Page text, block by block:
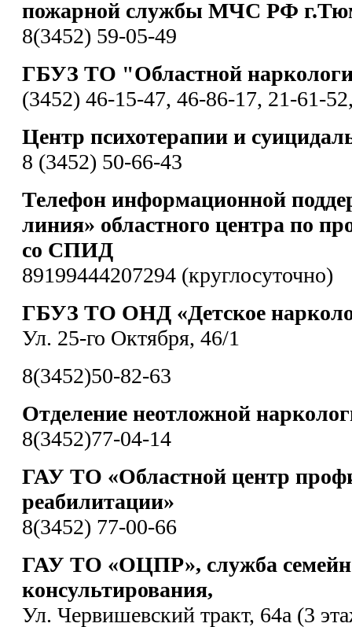
пожарной службы МЧС РФ
8(3452) 59-05-49
ГБУЗ ТО "Областной
(3452) 46-15-47, 46-86-17, 21-61-
Центр психотерапии и
8 (3452) 50-66-43
Телефон информационной
линия» областного центра по
со СПИД
89199444207294 (круглосуточно)
ГБУЗ ТО ОНД «Детское
Ул. 25-го Октября, 46/1
8(3452)50-82-63
Отделение неотложной
8(3452)77-04-14
ГАУ ТО «Областной центр
реабилитации»
8(3452) 77-00-66
ГАУ ТО «ОЦПР», служба
консультирования,
Ул. Червишевский тракт, 64а (3